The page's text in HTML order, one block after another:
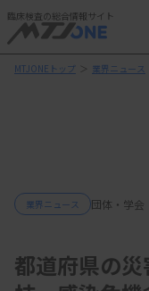
臨床検査の総合情報サイト
MTJONEトップ ＞ 業界ニュース
業界ニュース 団体・学会
都道府県の